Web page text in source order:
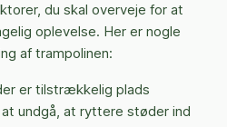
du skal overveje for at
oplevelse. Her er nogle
af trampolinen:
er tilstrækkelig plads
undgå, at ryttere støder ind